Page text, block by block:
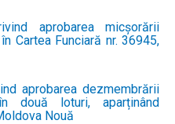
aprobarea micșorării
Cartea Funciară nr. 36945,
aprobarea dezmembrării
două loturi, aparținând
Nouă